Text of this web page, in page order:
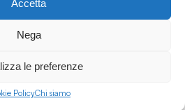
Accetta
Nega
le preferenze
PolicyChi siamo
After The Party vol.
/ Post-punk